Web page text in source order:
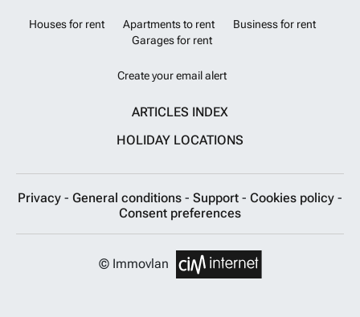
Houses for rent Apartments to rent
Business for rent
Garages for rent
Create your email alert
ARTICLES INDEX
HOLIDAY LOCATIONS
Privacy - General conditions - Support - Cookies policy -
Consent preferences
© Immovlan